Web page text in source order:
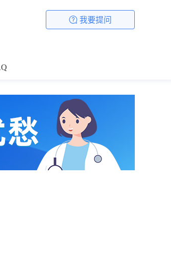
我要提问